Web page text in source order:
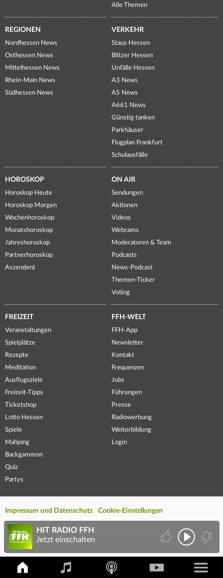
Alle Themen
REGIONEN
Nordhessen News
Osthessen News
Mittelhessen News
Rhein-Main News
Südhessen News
VERKEHR
Staus Hessen
Blitzer Hessen
Unfälle Hessen
A3 News
A5 News
A661 News
Günstig tanken
Parkhäuser
Flugplan Frankfurt
Schulausfälle
HOROSKOP
Horoskop Heute
Horoskop Morgen
Wochenhoroskop
Monatshoroskop
Jahreshoroskop
Partnerhoroskop
Aszendent
ON AIR
Sendungen
Aktionen
Videos
Webcams
Moderatoren & Team
Podcasts
News-Podcast
Themen-Ticker
Voting
FREIZEIT
Veranstaltungen
Spielplätze
Rezepte
Meditation
Ausflugsziele
Freizeit-Tipps
Ticketshop
Lotto Hessen
Spiele
Mahjong
Backgammon
Quiz
Partys
FFH-WELT
FFH-App
Newsletter
Kontakt
Frequenzen
Jobs
Führungen
Presse
Radiowerbung
Weiterbildung
Login
Impressum und Datenschutz Cookie-Einstellungen
HIT RADIO FFH
Jetzt einschalten